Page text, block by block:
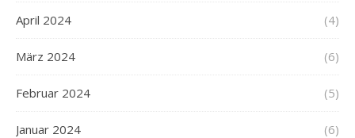
April 2024 (4)
März 2024 (6)
Februar 2024 (5)
Januar 2024 (6)